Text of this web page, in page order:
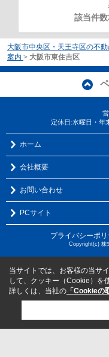
該当件
大阪市中央区・天王寺区の不
案内 > 大阪市東住吉区
定休日:水曜日・年
ホーム
会社概要
お問い合わせ
PCサイト
プライバシーポリ
Copyright(c) 株
当サイトでは、お客様の当サ
して、クッキー（Cookie）を
詳しくは、当社の 「Cookieの